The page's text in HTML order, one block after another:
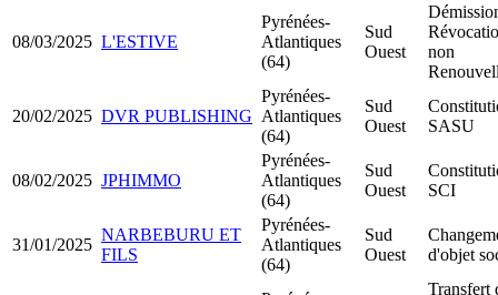
08/03/2025 L'ESTIVE
Pyrénées-
Atlantiques
(64)
Sud
Ouest
non
20/02/2025 DVR PUBLISHING
Pyrénées-
Atlantiques
(64)
Sud
Ouest
SASU
08/02/2025 JPHIMMO
Pyrénées-
Atlantiques
(64)
Sud
Ouest
SCI
31/01/2025
NARBEBURU ET
FILS
Pyrénées-
Atlantiques
(64)
Sud
Ouest
d'objet
Transfert